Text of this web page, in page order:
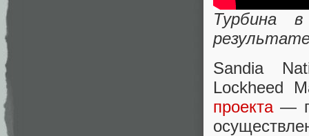
Турбина
Sandia
Lockheed
проекта—